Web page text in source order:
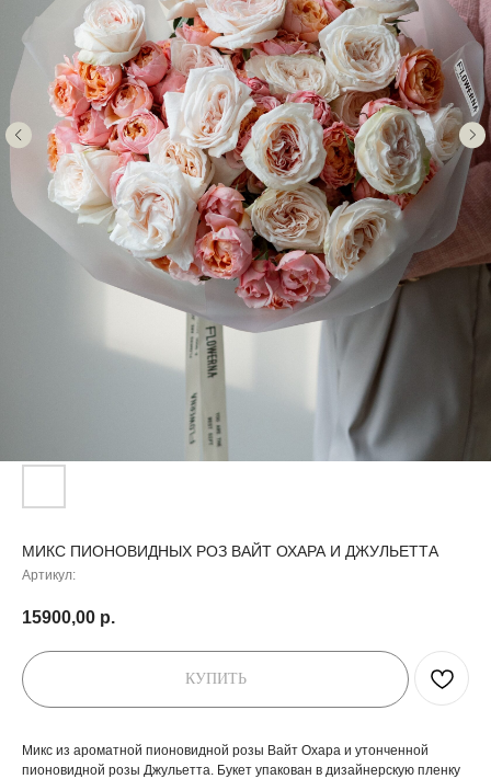
МИКС ПИОНОВИДНЫХ РОЗ ВАЙТ ОХАРА И ДЖУЛЬЕТТА
Артикул:
15900,00 р.
КУПИТЬ
Микс из ароматной пионовидной розы Вайт Охара и утонченной
пионовидной розы Джульетта. Букет упакован в дизайнерскую пленку